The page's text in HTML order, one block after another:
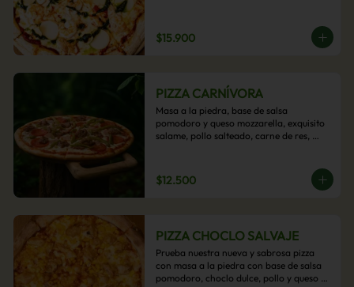
$15.900
PIZZA CARNÍVORA
Masa a la piedra, base de salsa
pomodoro y queso mozzarella, exquisito
salame, pollo salteado, carne de res,
$12.500
PIZZA CHOCLO SALVAJE
Prueba nuestra nueva y sabrosa pizza
con masa a la piedra con base de salsa
pomodoro, choclo dulce, pollo y queso